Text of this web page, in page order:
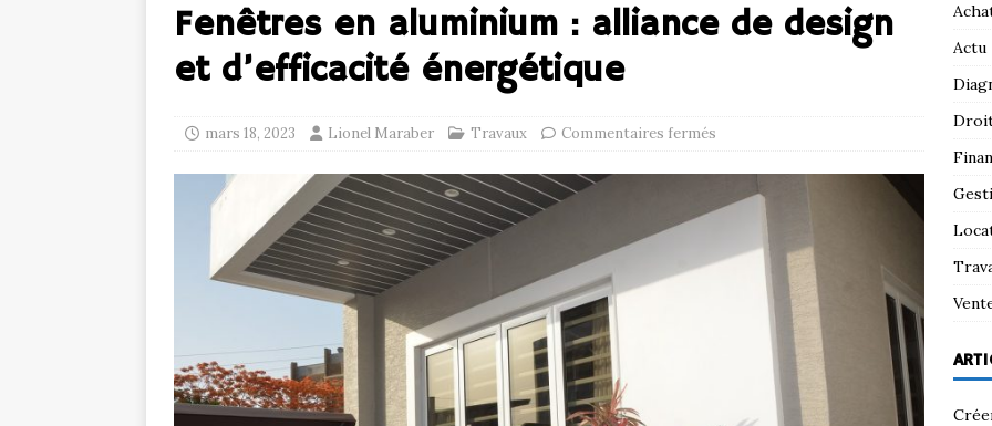
Fenêtres en aluminium : alliance de design
et d’efficacité énergétique
mars 18, 2023 Lionel Maraber Travaux Commentaires fermés
Actu